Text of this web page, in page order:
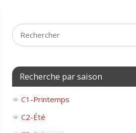
Recherche par saison
C1-Printemps
C2-Été